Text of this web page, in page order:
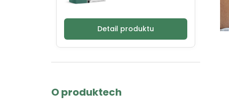
Detail produktu
O produktech